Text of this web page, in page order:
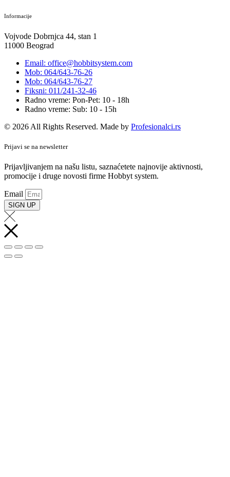
Informacije
Vojvode Dobrnjca 44, stan 1
11000 Beograd
Email: office@hobbitsystem.com
Mob: 064/643-76-26
Mob: 064/643-76-27
Fiksni: 011/241-32-46
Radno vreme: Pon-Pet: 10 - 18h
Radno vreme: Sub: 10 - 15h
© 2026 All Rights Reserved. Made by Profesionalci.rs
Prijavi se na newsletter
Prijavljivanjem na našu listu, saznaćetete najnovije aktivnosti,
promocije i druge novosti firme Hobbyt system.
Email
SIGN UP